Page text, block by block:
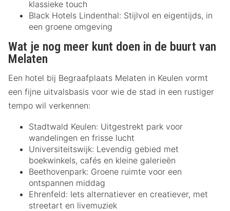
klassieke touch
Black Hotels Lindenthal: Stijlvol en eigentijds, in
een groene omgeving
Wat je nog meer kunt doen in de buurt van
Melaten
Een hotel bij Begraafplaats Melaten in Keulen vormt
een fijne uitvalsbasis voor wie de stad in een rustiger
tempo wil verkennen:
Stadtwald Keulen: Uitgestrekt park voor
wandelingen en frisse lucht
Universiteitswijk: Levendig gebied met
boekwinkels, cafés en kleine galerieën
Beethovenpark: Groene ruimte voor een
ontspannen middag
Ehrenfeld: Iets alternatiever en creatiever, met
streetart en livemuziek